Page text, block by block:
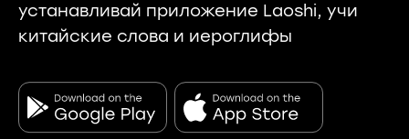
устанавливай приложение Laoshi, учи
китайские слова и иероглифы